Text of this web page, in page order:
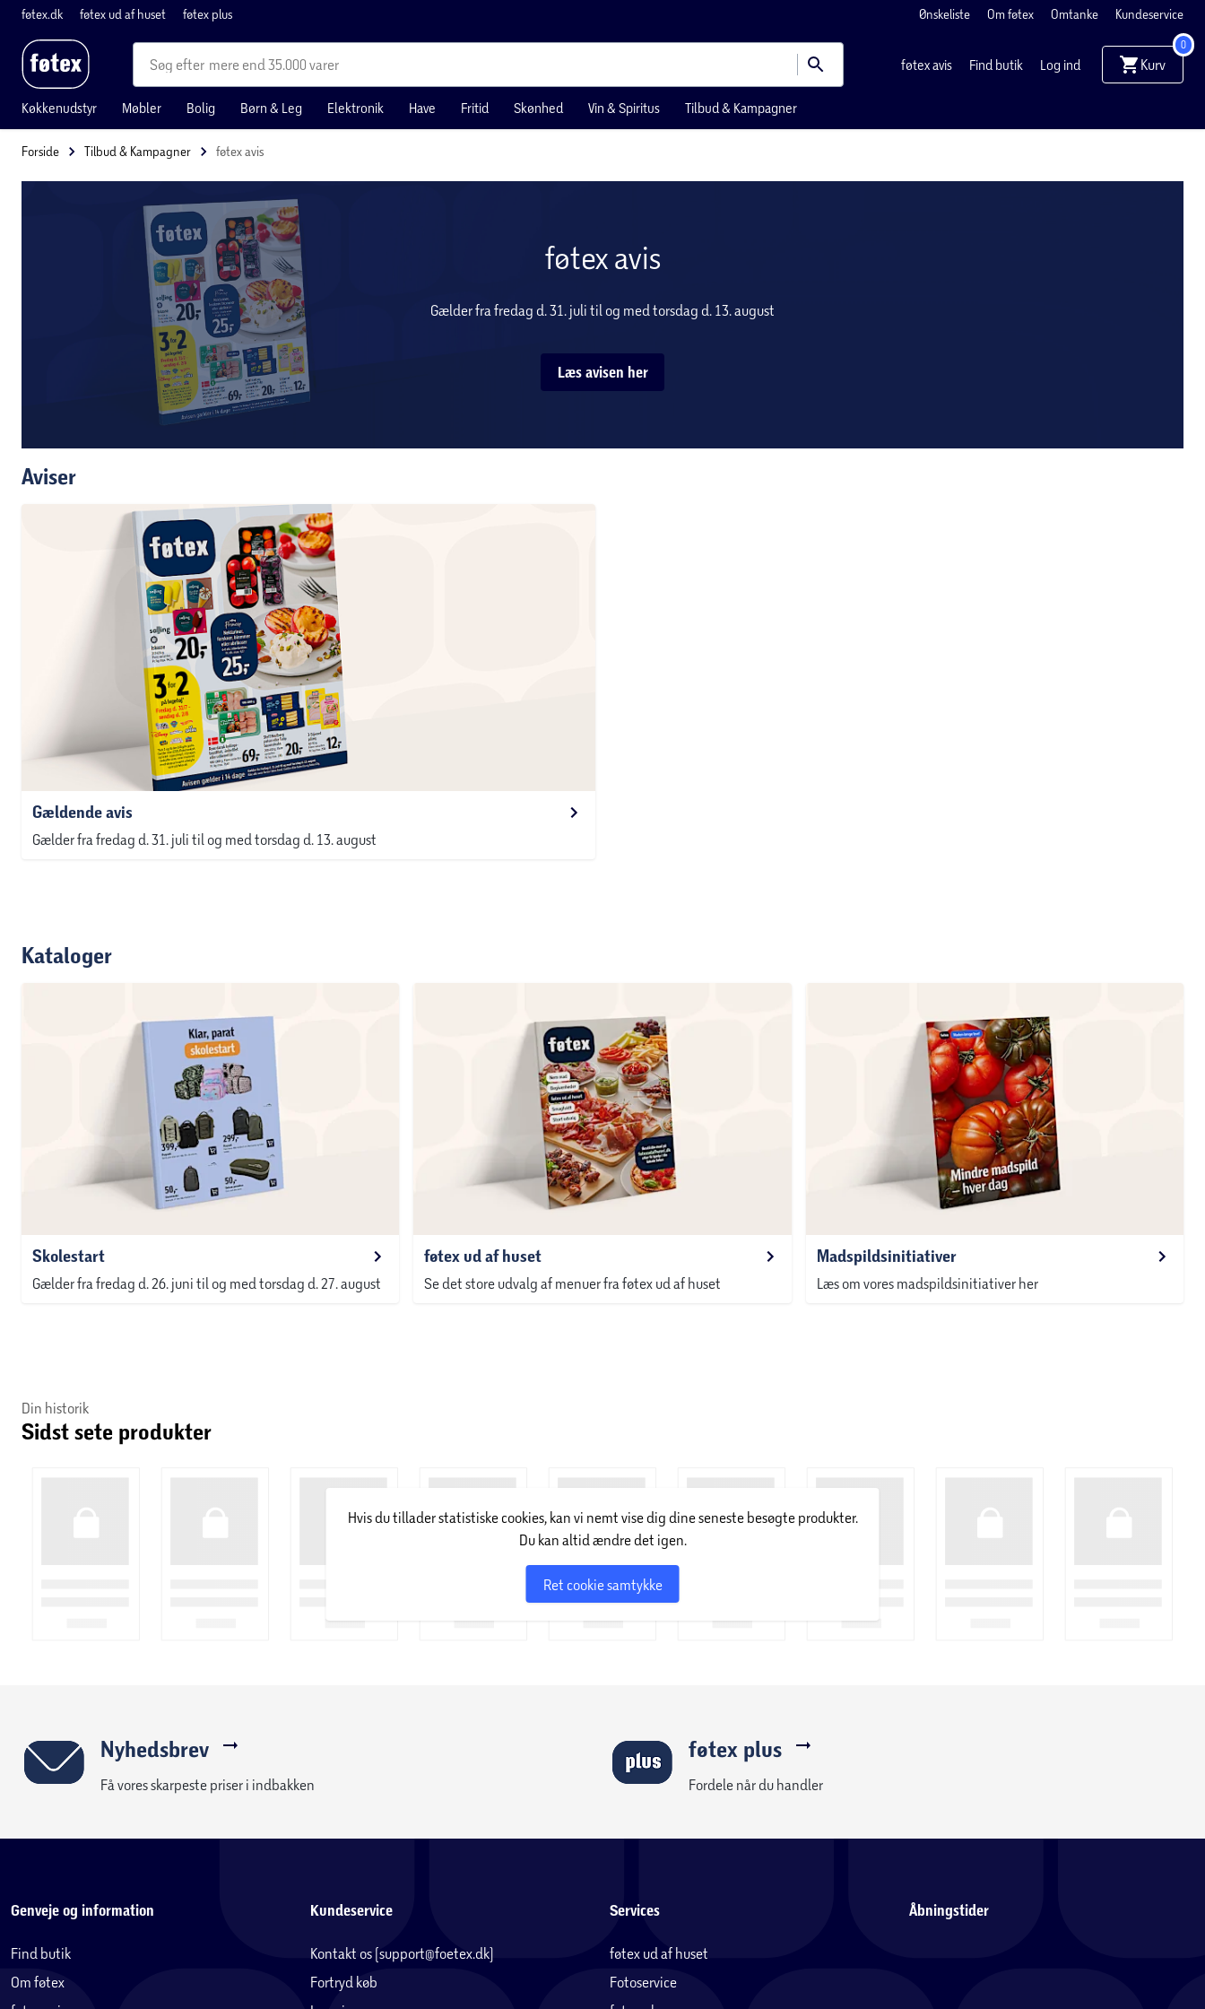
føtex.dk føtex ud af huset føtex plus Ønskeliste Om føtex Omtanke Kundeservice
mere end 35.000 varer føtex avis Find butik Log ind Kurv
0
Køkkenudstyr Møbler Bolig Børn & Leg Elektronik Have Fritid Skønhed Vin & Spiritus Tilbud & Kampagner
Forside Tilbud & Kampagner føtex avis
føtex avis
Gælder fra fredag d. 31. juli til og med torsdag d. 13. august
Læs avisen her
Aviser
Gældende avis
Gælder fra fredag d. 31. juli til og med torsdag d. 13. august
Kataloger
Skolestart
Gælder fra fredag d. 26. juni til og med torsdag d. 27. august
føtex ud af huset
Se det store udvalg af menuer fra føtex ud af huset
Madspildsinitiativer
Læs om vores madspildsinitiativer her
Din historik
Sidst sete produkter
Hvis du tillader statistiske cookies, kan vi nemt vise dig dine seneste besøgte produkter.
Du kan altid ændre det igen.
Ret cookie samtykke
Nyhedsbrev
Få vores skarpeste priser i indbakken
føtex plus
Fordele når du handler
Genveje og information
Find butik
Om føtex
Kundeservice
Kontakt os (support@foetex.dk)
Fortryd køb
Services
føtex ud af huset
Fotoservice
Åbningstider